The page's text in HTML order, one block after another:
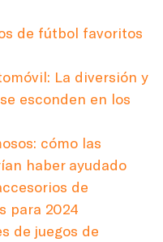
de fútbol favoritos
La diversión y
esconden en los
cómo las
haber ayudado
de
para 2024
de juegos de